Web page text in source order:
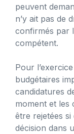
peuvent
n’y ait pas de
confirmés par
compétent.
Pour
budgétaires
candidatures
moment et les
être rejetées si
décision dans